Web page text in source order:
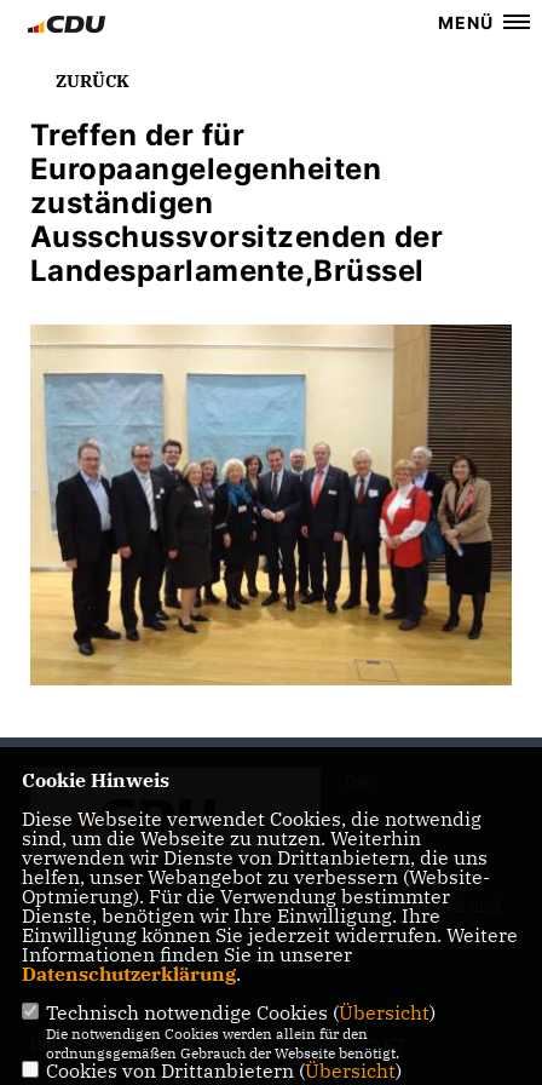
MENÜ
ZURÜCK
Treffen der für
Europaangelegenheiten
zuständigen
Ausschussvorsitzenden der
Landesparlamente,Brüssel
Landtagsabgeordnete Barbara Richstein präsentiert sich und
ihre politischen Ziele.
IMPRESSUM DATENSCHUTZ KONTAKT
Cookie Hinweis
Diese Webseite verwendet Cookies, die notwendig
sind, um die Webseite zu nutzen. Weiterhin
verwenden wir Dienste von Drittanbietern, die uns
helfen, unser Webangebot zu verbessern (Website-
Optmierung). Für die Verwendung bestimmter
Dienste, benötigen wir Ihre Einwilligung. Ihre
Einwilligung können Sie jederzeit widerrufen. Weitere
Informationen finden Sie in unserer
Datenschutzerklärung.
Technisch notwendige Cookies (Übersicht)
Die notwendigen Cookies werden allein für den
ordnungsgemäßen Gebrauch der Webseite benötigt.
Cookies von Drittanbietern (Übersicht)